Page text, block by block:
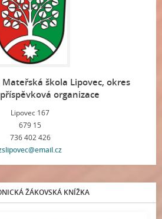
škola Lipovec, okres
organizace
Lipovec 167
679 15
736 402 426
ŽÁKOVSKÁ KNÍŽKA